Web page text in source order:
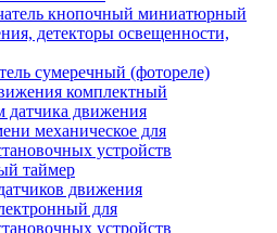
кнопочный миниатюрный
детекторы освещенности,
сумеречный (фотореле)
комплектный
датчика движения
механическое для
устройств
таймер
движения
для
устройств